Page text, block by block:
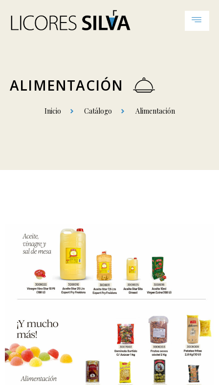
ALIMENTACIÓN
Inicio Catálogo Alimentación